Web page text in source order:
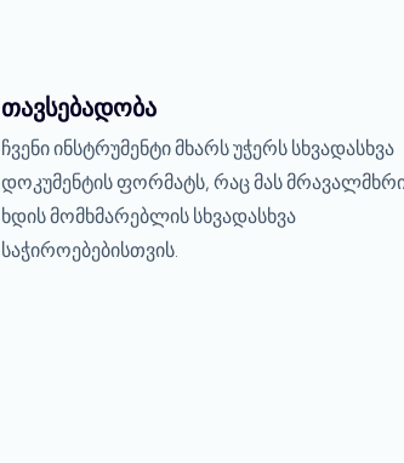
თავსებადობა
ჩვენი ინსტრუმენტი მხარს უჭერს სხვადასხვა
დოკუმენტის ფორმატს, რაც მას
ხდის მომხმარებლის სხვადასხვა
საჭიროებებისთვის.